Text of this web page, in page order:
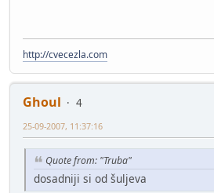
http://cvecezla.com
Ghoul
4
25-09-2007, 11:37:16
Quote from: "Truba"
dosadniji si od šuljeva